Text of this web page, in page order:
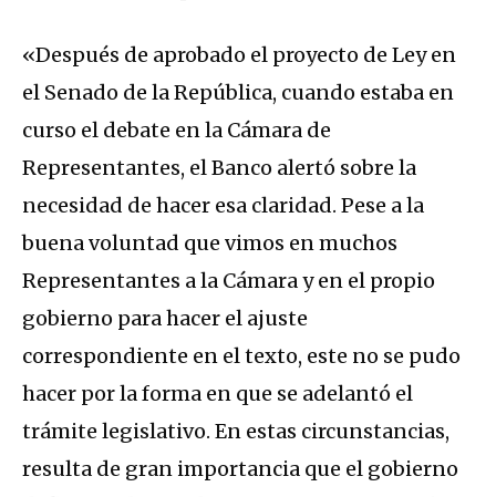
«Después de aprobado el proyecto de Ley en
el Senado de la República, cuando estaba en
curso el debate en la Cámara de
Representantes, el Banco alertó sobre la
necesidad de hacer esa claridad. Pese a la
buena voluntad que vimos en muchos
Representantes a la Cámara y en el propio
gobierno para hacer el ajuste
correspondiente en el texto, este no se pudo
hacer por la forma en que se adelantó el
trámite legislativo. En estas circunstancias,
resulta de gran importancia que el gobierno